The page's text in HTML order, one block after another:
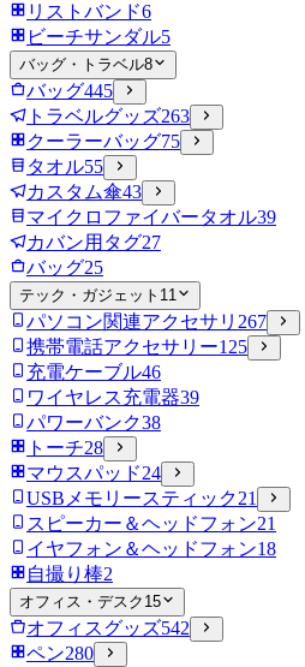
リストバンド6
ビーチサンダル5
バッグ・トラベル8
バッグ445
トラベルグッズ263
クーラーバッグ75
タオル55
カスタム傘43
マイクロファイバータオル39
カバン用タグ27
バッグ25
テック・ガジェット 11
パソコン関連アクセサリ 267
携帯電話アクセサリー125
充電ケーブル46
ワイヤレス充電器39
パワーバンク38
トーチ28
マウスパッド24
USBメモリースティック21
スピーカー＆ヘッドフォン21
イヤフォン＆ヘッドフォン18
自撮り棒2
オフィス・デスク 15
オフィスグッズ542
ペン280